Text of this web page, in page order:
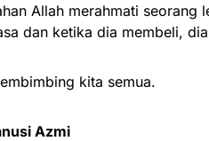
Allah merahmati
dan ketika dia membeli,
kita semua.
Azmi